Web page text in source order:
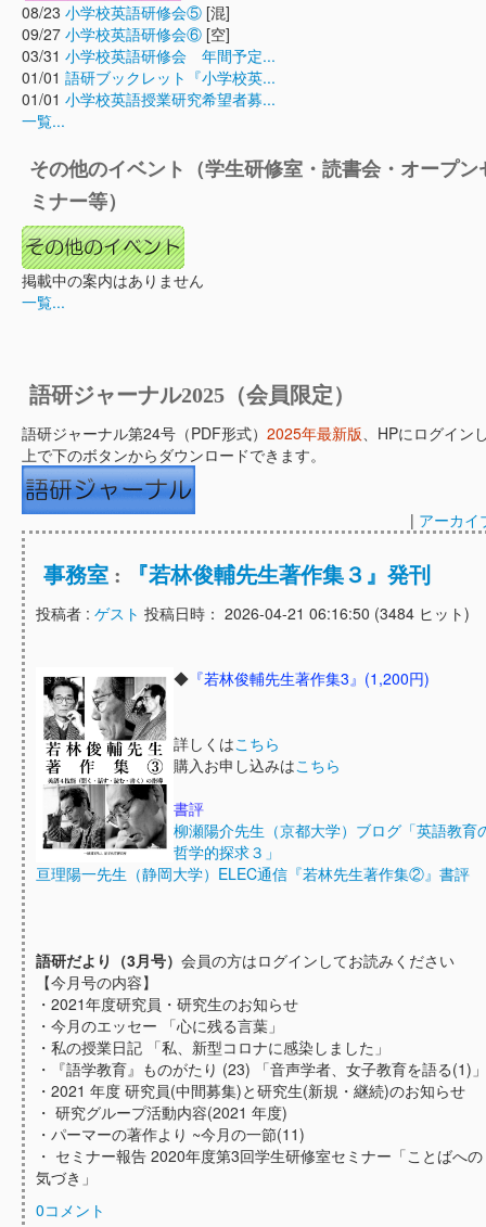
08/23 小学校英語研修会⑤ [混]
09/27 小学校英語研修会⑥ [空]
03/31 小学校英語研修会 年間予定...
01/01 語研ブックレット『小学校英...
01/01 小学校英語授業研究希望者募...
一覧...
その他のイベント（学生研修室・読書会・オープン
ミナー等）
掲載中の案内はありません
一覧...
語研ジャーナル2025（会員限定）
語研ジャーナル第24号（PDF形式） 2025年最新版、HPにログイン
上で下のボタンからダウンロードできます。
| アーカイ
事務室 : 『若林俊輔先生著作集３』発刊
投稿者 : ゲスト 投稿日時： 2026-04-21 06:16:50 (3484 ヒット)
◆『若林俊輔先生著作集3』(1,200円)
詳しくはこちら
購入お申し込みはこちら
書評
柳瀬陽介先生（京都大学）ブログ「英語教育
哲学的探求３」
亘理陽一先生（静岡大学）ELEC通信『若林先生著作集②』書評
語研だより（3月号） 会員の方はログインしてお読みください
【今月号の内容】
・2021年度研究員・研究生のお知らせ
・今月のエッセー 「心に残る言葉」
・私の授業日記 「私、新型コロナに感染しました」
・『語学教育』ものがたり (23) 「音声学者、女子教育を語る(1)」
・2021 年度 研究員(中間募集)と研究生(新規・継続)のお知らせ
・ 研究グループ活動内容(2021 年度)
・パーマーの著作より ~今月の一節(11)
・ セミナー報告 2020年度第3回学生研修室セミナー「ことばへの
気づき」
0コメント